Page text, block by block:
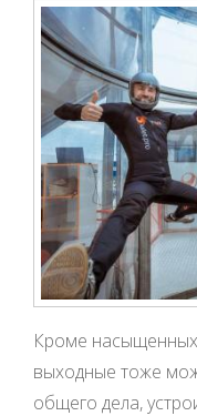
Кроме
выходные тоже
общего дела,